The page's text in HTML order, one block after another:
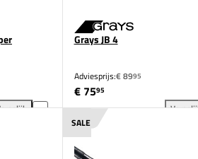
Grays GKShoot Out Keeper toevoegen aan
Grays JB 4
Adviesprijs:€ 8995
€ 7595
SALE